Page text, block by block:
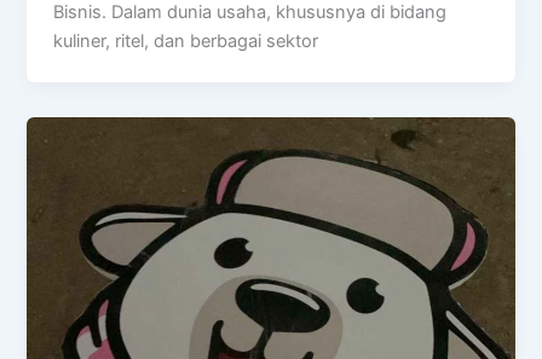
Bisnis. Dalam dunia usaha, khususnya di bidang
kuliner, ritel, dan berbagai sektor